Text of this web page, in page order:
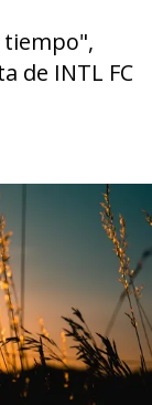
de INTL FC